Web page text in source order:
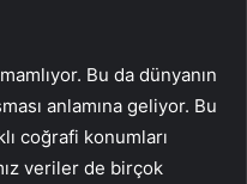
Bu da dünyanın
anlamına geliyor. Bu
coğrafi konumları
veriler de birçok